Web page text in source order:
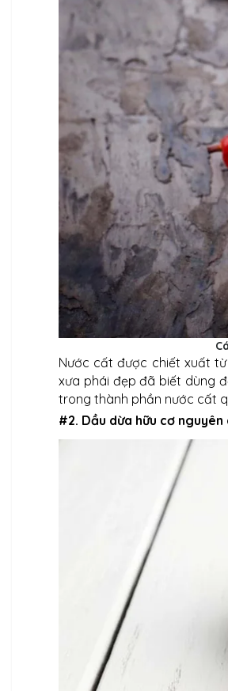
Nước cất được chiết xuất
xưa phái đẹp đã biết dùng
trong thành phần nước cất
#2. Dầu dừa hữu cơ nguyên